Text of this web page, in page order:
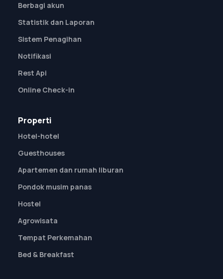
Berbagi akun
Statistik dan Laporan
Sistem Penagihan
Notifikasi
Rest Api
Online Check-in
Properti
Hotel-hotel
Guesthouses
Apartemen dan rumah liburan
Pondok musim panas
Hostel
Agrowisata
Tempat Perkemahan
Bed & Breakfast